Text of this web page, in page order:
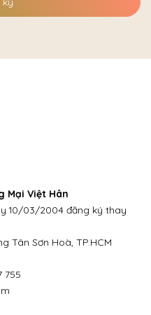
Mại Việt Hân
10/03/2004 đăng ký thay
Tân Sơn Hoà, TP.HCM
755